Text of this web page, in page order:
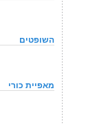
השופטים
מאפיית כורי